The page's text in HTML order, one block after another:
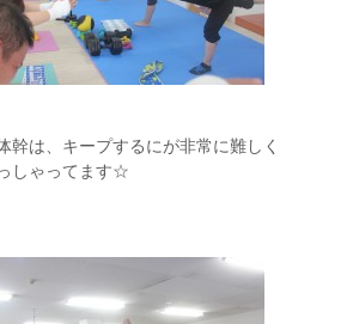
幹は、キープするにが非常に難しく
しゃってます☆